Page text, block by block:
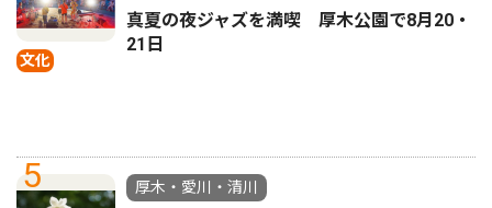
文化
真夏の夜ジャズを満喫 厚木公園で8月20・
21日
5
厚木・愛川・清川